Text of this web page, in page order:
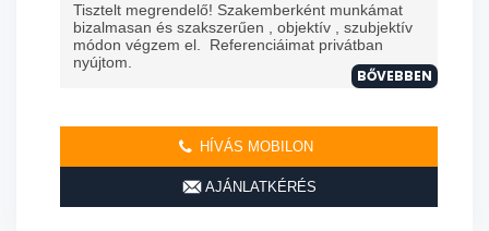
Tisztelt megrendelő! Szakemberként munkámat
bizalmasan és szakszerűen , objektív , szubjektív
módon végzem el. Referenciáimat privátban
nyújtom.
BŐVEBBEN
HÍVÁS MOBILON
AJÁNLATKÉRÉS